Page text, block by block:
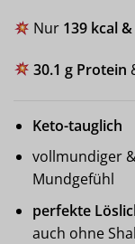
Nur 139 kcal
30.1 g Protein
Keto-tauglich
vollmundiger
Mundgefühl
perfekte
auch ohne